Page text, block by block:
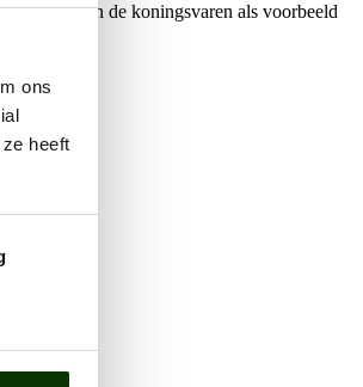
ons
heeft
blad van de koningsvaren als voorbeeld